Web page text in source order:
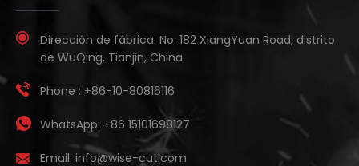
Dirección de fábrica: No. 182 XiangYuan Road, distrito
de WuQing, Tianjin, China
Phone : +86-10-80816116
WhatsApp: +86 15101698127
Email: info@wise-cut.com